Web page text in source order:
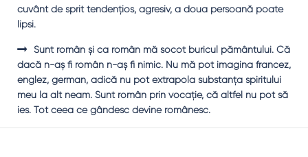
cuvânt de sprit tendenţios, agresiv, a doua persoană poate
lipsi.
Sunt român şi ca român mă socot buricul pământului. Că
dacă n-aş fi român n-aş fi nimic. Nu mă pot imagina francez,
englez, german, adică nu pot extrapola substanţa spiritului
meu la alt neam. Sunt român prin vocaţie, că altfel nu pot să
ies. Tot ceea ce gândesc devine românesc.